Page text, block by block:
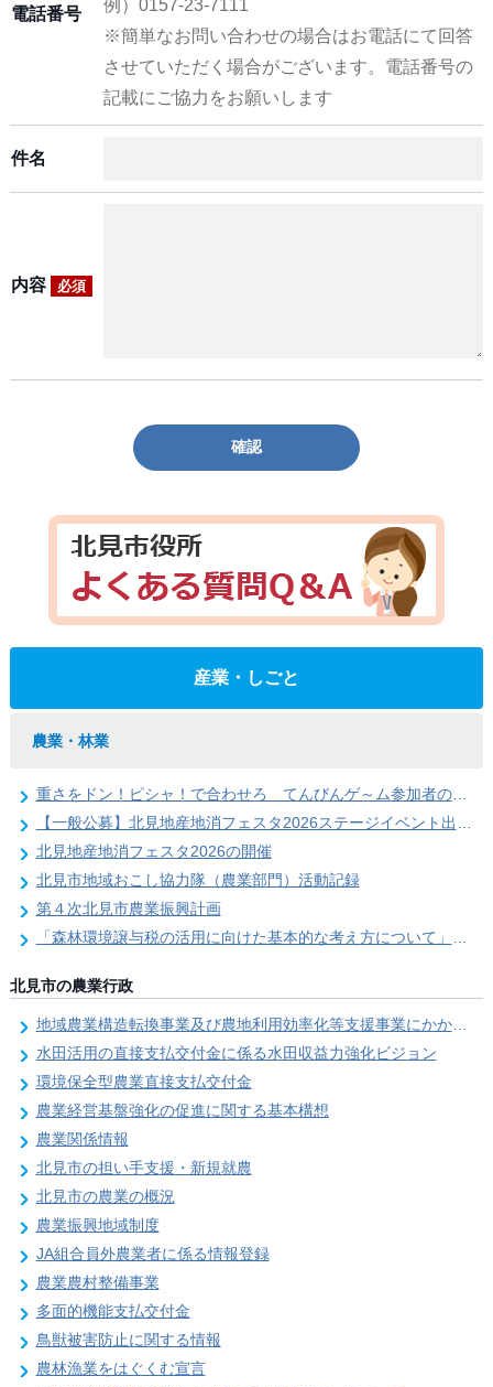
電話番号
例）0157-23-7111
※簡単なお問い合わせの場合はお電話にて回答
させていただく場合がございます。電話番号の
記載にご協力をお願いします
件名
内容 必須
確認
産業・しごと
農業・林業
重さをドン！ピシャ！で合わせろ てんびんゲ～ム参加者の募集（北見地産地消フェスタ2026）
【一般公募】北見地産地消フェスタ2026ステージイベント出演者の募集
北見地産地消フェスタ2026の開催
北見市地域おこし協力隊（農業部門）活動記録
第４次北見市農業振興計画
「森林環境譲与税の活用に向けた基本的な考え方について」を策定しました
北見市の農業行政
地域農業構造転換事業及び農地利用効率化等支援事業にかかる要望調査
水田活用の直接支払交付金に係る水田収益力強化ビジョン
環境保全型農業直接支払交付金
農業経営基盤強化の促進に関する基本構想
農業関係情報
北見市の担い手支援・新規就農
北見市の農業の概況
農業振興地域制度
JA組合員外農業者に係る情報登録
農業農村整備事業
多面的機能支払交付金
鳥獣被害防止に関する情報
農林漁業をはぐくむ宣言